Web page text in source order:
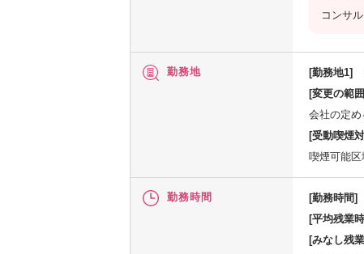
コンサ
勤務地 [勤務地1]
[変更の範
会社の定
[受動喫煙
喫煙可能区
勤務時間 [勤務時間]
[平均残業
[みなし残